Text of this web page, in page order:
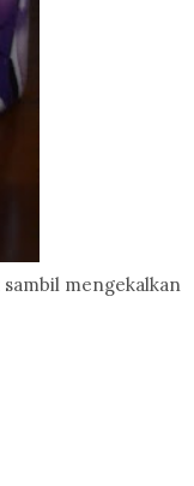
mengekalkan